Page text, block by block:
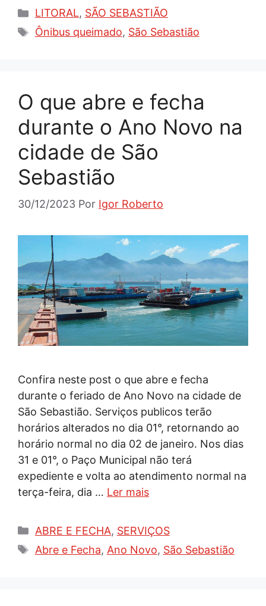
Categorias
LITORAL, SÃO SEBASTIÃO
Tags
Ônibus queimado, São Sebastião
O que abre e fecha
durante o Ano Novo na
cidade de São
Sebastião
30/12/2023 Por Igor Roberto
Confira neste post o que abre e fecha
durante o feriado de Ano Novo na cidade de
São Sebastião. Serviços publicos terão
horários alterados no dia 01°, retornando ao
horário normal no dia 02 de janeiro. Nos dias
31 e 01°, o Paço Municipal não terá
expediente e volta ao atendimento normal na
terça-feira, dia … Ler mais
Categorias
ABRE E FECHA, SERVIÇOS
Tags
Abre e Fecha, Ano Novo, São Sebastião